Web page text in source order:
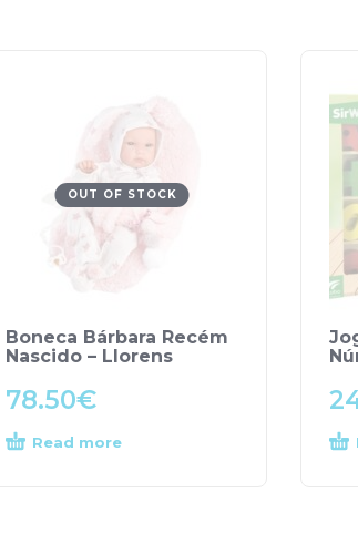
OUT OF STOCK
Boneca Bárbara Recém
Nascido – Llorens
78.50€
Read more